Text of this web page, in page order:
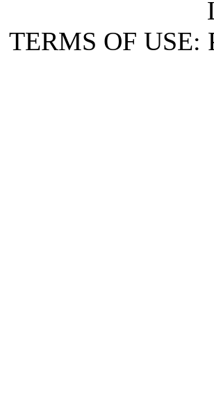
TERMS OF USE: